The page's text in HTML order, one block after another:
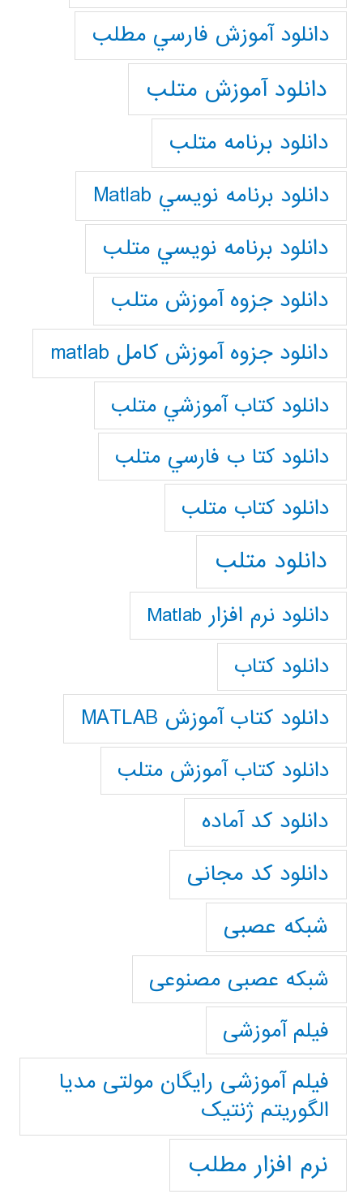
دانلود آموزش فارسي مطلب
دانلود آموزش متلب
دانلود برنامه متلب
دانلود برنامه نويسي Matlab
دانلود برنامه نويسي متلب
دانلود جزوه آموزش متلب
دانلود جزوه آموزش کامل matlab
دانلود كتاب آموزشي متلب
دانلود كتا ب فارسي متلب
دانلود كتاب متلب
دانلود متلب
دانلود نرم افزار Matlab
دانلود کتاب
دانلود کتاب آموزش MATLAB
دانلود کتاب آموزش متلب
دانلود کد آماده
دانلود کد مجانی
شبکه عصبی
شبکه عصبی مصنوعی
فیلم آموزشی
فیلم آموزشی رایگان مولتی مدیا
الگوریتم ژنتیک
نرم افزار مطلب